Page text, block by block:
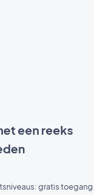
een reeks
gratis